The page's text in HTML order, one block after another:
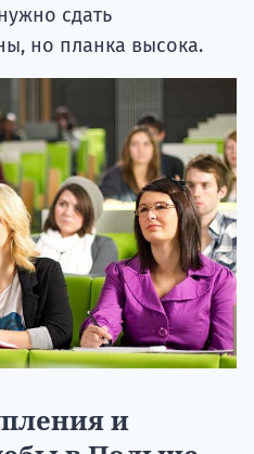
сдать
но планка высока.
и